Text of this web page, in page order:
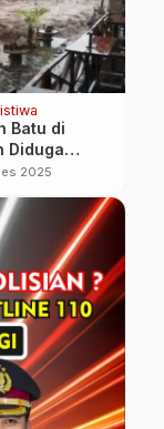
Batu di
Diduga
Arus
2025